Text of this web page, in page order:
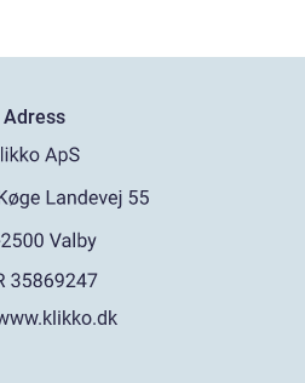
Adress